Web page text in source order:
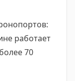
работает
70